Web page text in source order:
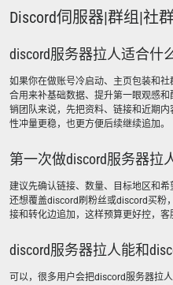
Discord伺服器|群组|社
discord服务器拉人适合什
如果你在做账号冷启动、主页包装和
合用来补基础数据、提升第一眼观感
销团队来说，先把资料、链接和近期
性冲量更稳，也更方便后续继续追加。
第一次做discord服务器拉
建议先确认链接、数量、目标地区和
还想覆盖discord刷粉丝或discord买粉
接和转化边追加，这样预算更好控，客
discord服务器拉人能和
可以，很多用户会把discord服务器拉